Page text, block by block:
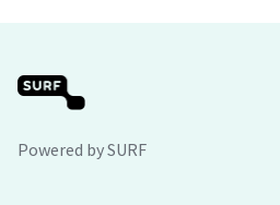
Powered by SURF